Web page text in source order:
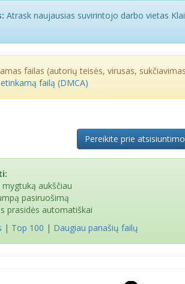
Atrask naujausias suvirintojo darbo vietas
failas (autorių teisės, virusas,
failą (DMCA)
Pereikite prie atsisiuntimo
aukščiau
pasiruošimą
prasidės automatiškai
| Top 100 | Daugiau panašių failų